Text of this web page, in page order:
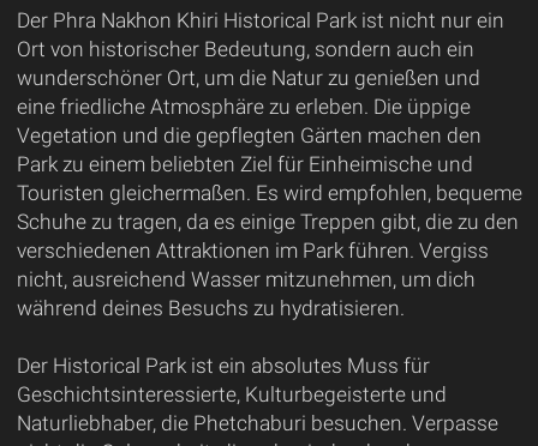
Der Phra Nakhon Khiri Historical Park ist nicht nur ein
Ort von historischer Bedeutung, sondern auch ein
wunderschöner Ort, um die Natur zu genießen und
eine friedliche Atmosphäre zu erleben. Die üppige
Vegetation und die gepflegten Gärten machen den
Park zu einem beliebten Ziel für Einheimische und
Touristen gleichermaßen. Es wird empfohlen, bequeme
Schuhe zu tragen, da es einige Treppen gibt, die zu den
verschiedenen Attraktionen im Park führen. Vergiss
nicht, ausreichend Wasser mitzunehmen, um dich
während deines Besuchs zu hydratisieren.
Der Historical Park ist ein absolutes Muss für
Geschichtsinteressierte, Kulturbegeisterte und
Naturliebhaber, die Phetchaburi besuchen. Verpasse